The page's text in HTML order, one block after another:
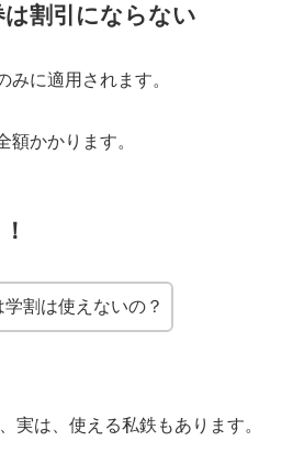
割引にならない
みに適用されます。
額かかります。
割は使えないの？
実は、使える私鉄もあります。